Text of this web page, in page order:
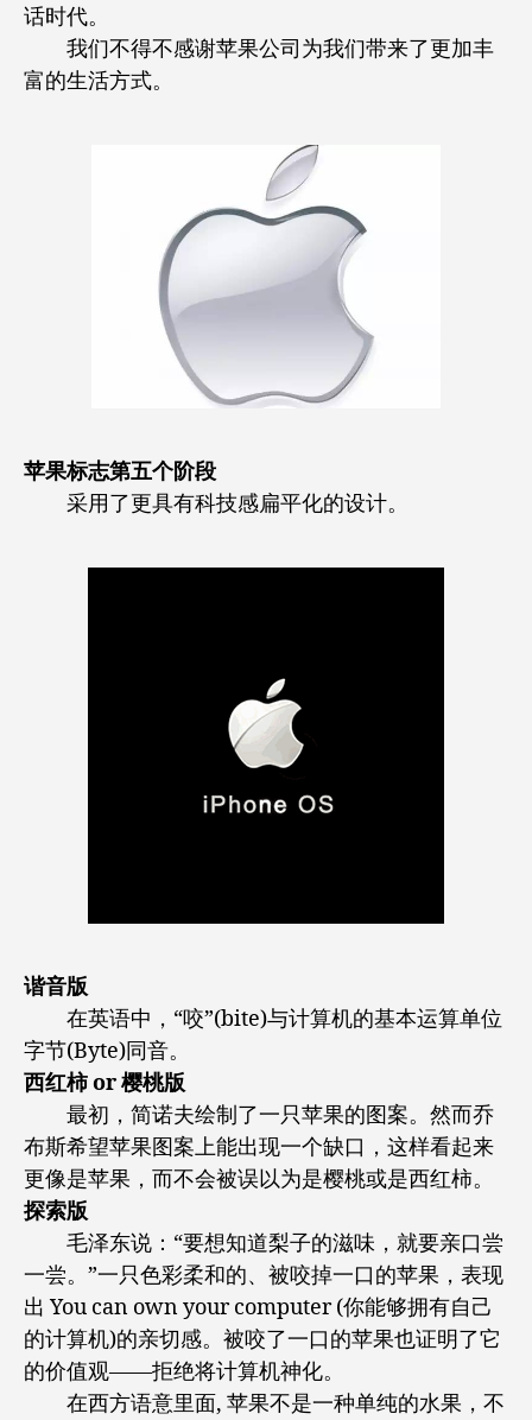
话时代。
我们不得不感谢苹果公司为我们带来了更加丰
富的生活方式。
苹果标志第五个阶段
采用了更具有科技感扁平化的设计。
谐音版
在英语中，“咬”(bite)与计算机的基本运算单位
字节(Byte)同音。
西红柿 or 樱桃版
最初，简诺夫绘制了一只苹果的图案。然而乔
布斯希望苹果图案上能出现一个缺口，这样看起来
更像是苹果，而不会被误以为是樱桃或是西红柿。
探索版
毛泽东说：“要想知道梨子的滋味，就要亲口尝
一尝。”一只色彩柔和的、被咬掉一口的苹果，表现
出 You can own your computer (你能够拥有自己
的计算机)的亲切感。被咬了一口的苹果也证明了它
的价值观——拒绝将计算机神化。
在西方语意里面, 苹果不是一种单纯的水果，不